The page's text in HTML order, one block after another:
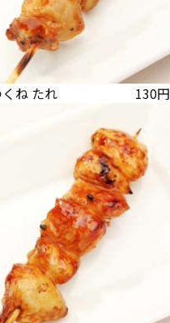
くね たれ 130円